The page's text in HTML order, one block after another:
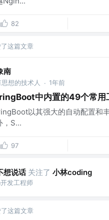
82
这篇文章
南
想的技术人 · 1年前
中内置的49个常用
以其强大的自动配置和
，S...
97
想说话 关注了 小林coding
发工程师
这篇文章